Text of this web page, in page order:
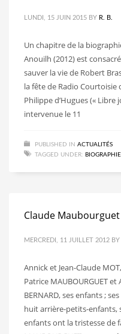
LUNDI, 15 JUIN 2015 BY R. B.
Un chapitre de la
Anouilh (2012) est
sauver la vie de Robert
la fête de Radio Courtoisie
Philippe d’Hugues («
intervenue le 11
PUBLISHED IN ACTUALITÉS
TAGGED UNDER: BIOGRAPHIE
Claude Maubourguet
MERCREDI, 11 JUILLET 2012 BY
Annick et Jean-Claude
Patrice MAUBOURGUET
BERNARD, ses enfants ;
huit arrière-petits-enfants,
enfants ont la tristesse de